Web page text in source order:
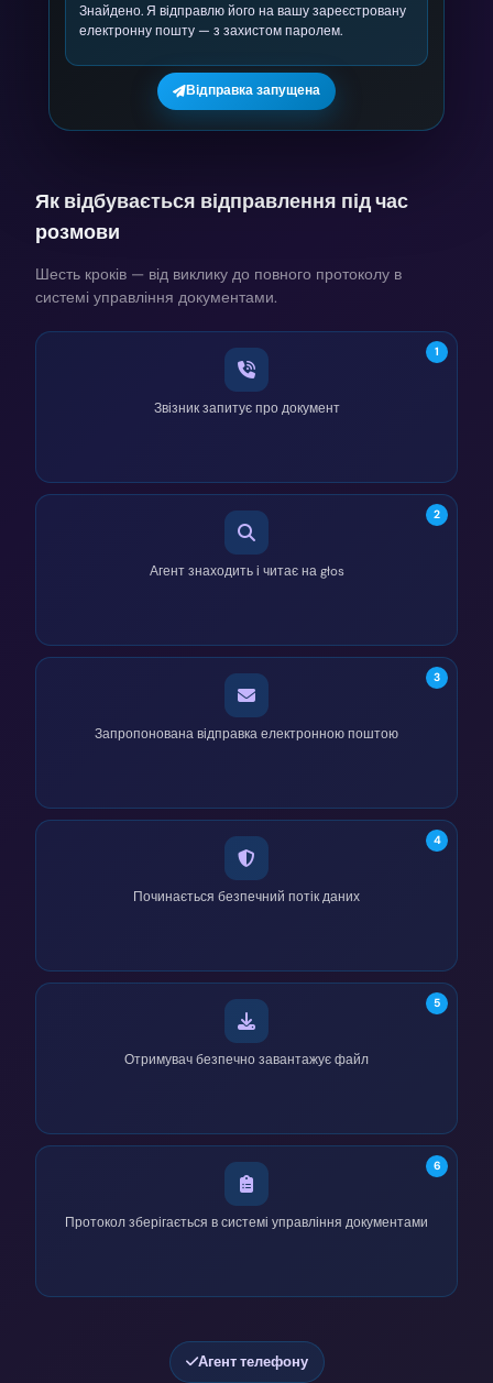
Знайдено. Я відправлю його на вашу зареєстровану
електронну пошту — з захистом паролем.
Відправка запущена
Як відбувається відправлення під час
розмови
Шесть кроків — від виклику до повного протоколу в
системі управління документами.
1
Звізник запитує про документ
2
Агент знаходить і читає на głos
3
Запропонована відправка електронною поштою
4
Починається безпечний потік даних
5
Отримувач безпечно завантажує файл
6
Протокол зберігається в системі управління документами
Агент телефону